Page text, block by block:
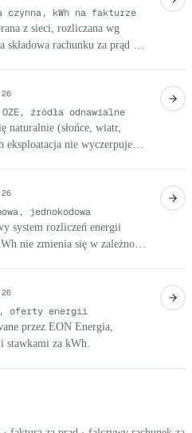
czynna, kWh na fakturze
z sieci, rozliczana wg
rachunku za prąd -
źródła odnawialne
naturalnie (słońce, wiatr,
eksploatacja nie wyczerpuje
jednokodowa
system rozliczeń energii
nie zmienia się w zależności
oferty energii
przez EON Energia,
stawkami za kWh.